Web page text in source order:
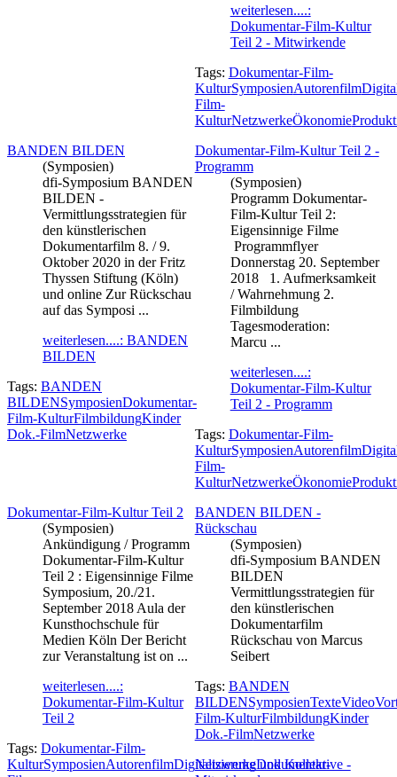
weiterlesen....:
Dokumentar-Film-Kultur
Teil 2 - Mitwirkende
Tags: Dokumentar-Film-
KulturSymposienAutorenfilm
Film-
KulturNetzwerkeÖkonomie
BANDEN BILDEN
(Symposien)
dfi-Symposium BANDEN
BILDEN -
Vermittlungsstrategien für
den künstlerischen
Dokumentarfilm 8. / 9.
Oktober 2020 in der Fritz
Thyssen Stiftung (Köln)
und online Zur Rückschau
auf das Symposi ...
weiterlesen....: BANDEN
BILDEN
Tags: BANDEN
BILDENSymposienDokumentar-
Film-KulturFilmbildungKinder
Dok.-FilmNetzwerke
Dokumentar-Film-Kultur Teil 2 -
Programm
(Symposien)
Programm Dokumentar-
Film-Kultur Teil 2:
Eigensinnige Filme
Programmflyer
Donnerstag 20. September
2018 1. Aufmerksamkeit
/ Wahrnehmung 2.
Filmbildung
Tagesmoderation:
Marcu ...
weiterlesen....:
Dokumentar-Film-Kultur
Teil 2 - Programm
Tags: Dokumentar-Film-
KulturSymposienAutorenfilm
Film-
KulturNetzwerkeÖkonomie
Dokumentar-Film-Kultur Teil 2
(Symposien)
Ankündigung / Programm
Dokumentar-Film-Kultur
Teil 2 : Eigensinnige Filme
Symposium, 20./21.
September 2018 Aula der
Kunsthochschule für
Medien Köln Der Bericht
zur Veranstaltung ist on ...
weiterlesen....:
Dokumentar-Film-Kultur
Teil 2
Tags: Dokumentar-Film-
KulturSymposienAutorenfilmDigitalisierungDokumentar-
BANDEN BILDEN -
Rückschau
(Symposien)
dfi-Symposium BANDEN
BILDEN
Vermittlungsstrategien für
den künstlerischen
Dokumentarfilm
Rückschau von Marcus
Seibert
Tags: BANDEN
BILDENSymposienTexteVideo
Film-KulturFilmbildungKinder
Dok.-FilmNetzwerke
Netzwerke und Kollektive -